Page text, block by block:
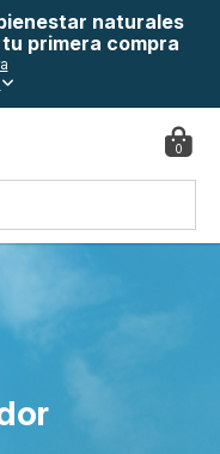
naturales
primera compra
0